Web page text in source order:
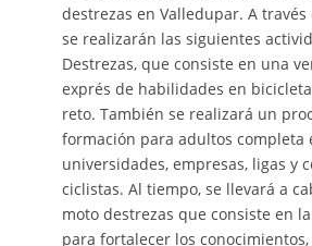
destrezas en Valledupar. A través
se realizarán las siguientes
Destrezas, que consiste en una
exprés de habilidades en
reto. También se realizará un
formación para adultos completa
universidades, empresas, ligas y
ciclistas. Al tiempo, se llevará a
moto destrezas que consiste en
para fortalecer los